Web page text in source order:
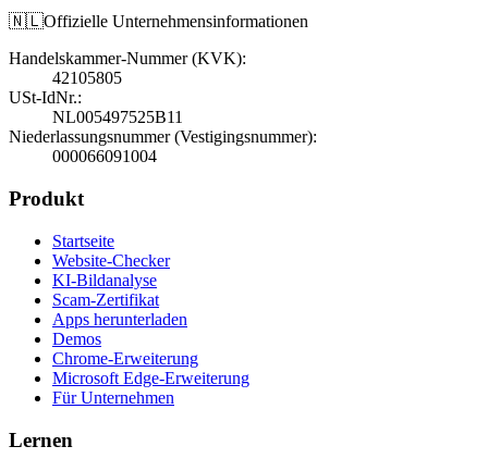
🇳🇱Offizielle Unternehmensinformationen
Handelskammer-Nummer (KVK):
42105805
USt-IdNr.:
NL005497525B11
Niederlassungsnummer (Vestigingsnummer):
000066091004
Produkt
Startseite
Website-Checker
KI-Bildanalyse
Scam-Zertifikat
Apps herunterladen
Demos
Chrome-Erweiterung
Microsoft Edge-Erweiterung
Für Unternehmen
Lernen